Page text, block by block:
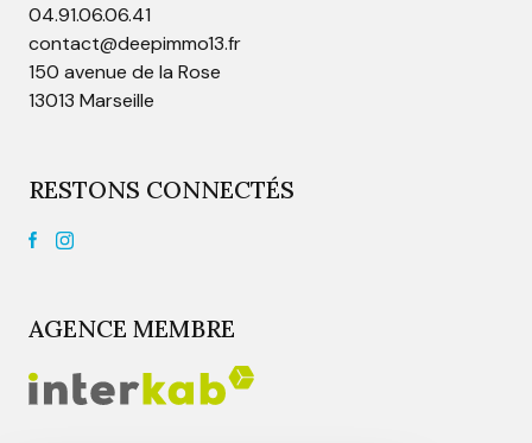
04.91.06.06.41
contact@deepimmo13.fr
150 avenue de la Rose
13013 Marseille
RESTONS CONNECTÉS
AGENCE MEMBRE